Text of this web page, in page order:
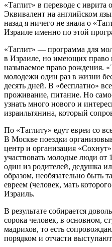
«Таглит» в переводе с иврита
Эквивалент на английском
назад я ничего не знала о
Израиле именно по этой
«Таглит» — программа для
в Израиле, но имеющих право
называемое право рождения.
молодежи один раз в жизни
десять дней. В «бесплатно»
проживание, питание. Но
узнать много нового и
израильтянина, который
По «Таглиту» едут евреи со
В Москве поездки
центр и организация
участвовать молодые люди от
один из родителей, дедушка
образом, необязательно быть
евреем (человек, мать
Израиль.
В результате собирается
сорока человек, в основном,
мадрихов, то есть
порядком и отчасти